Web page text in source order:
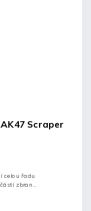
Scraper
celou řadu
zbraně